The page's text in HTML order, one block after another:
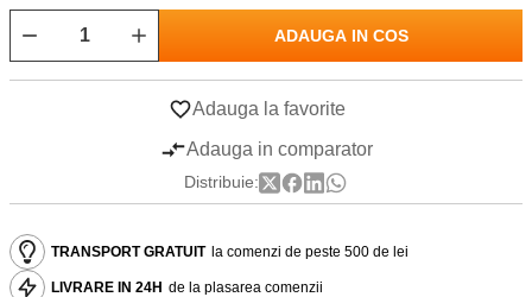
ADAUGA IN COS
Adauga la favorite
Adauga in comparator
Distribuie:
TRANSPORT GRATUIT la comenzi de peste 500 de lei
LIVRARE IN 24H de la plasarea comenzii